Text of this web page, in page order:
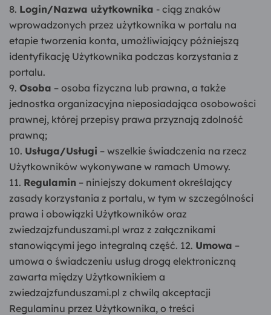
Login/Nazwa użytkownika - ciąg znaków
wprowadzonych przez użytkownika w portalu na
etapie tworzenia konta, umożliwiający późniejszą
identyfikację Użytkownika podczas korzystania z
portalu.
Osoba – osoba fizyczna lub prawna, a także
jednostka organizacyjna nieposiadająca osobowości
prawnej, której przepisy prawa przyznają zdolność
prawną;
Usługa/Usługi – wszelkie świadczenia na rzecz
Użytkowników wykonywane w ramach Umowy.
Regulamin – niniejszy dokument określający
zasady korzystania z portalu, w tym w szczególności
prawa i obowiązki Użytkowników oraz
zwiedzajzfunduszami.pl wraz z załącznikami
stanowiącymi jego integralną część. 12. Umowa –
umowa o świadczeniu usług drogą elektroniczną
zawarta między Użytkownikiem a
zwiedzajzfunduszami.pl z chwilą akceptacji
Regulaminu przez Użytkownika, o treści